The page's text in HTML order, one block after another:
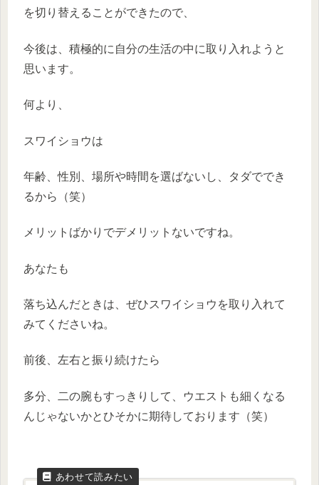
を切り替えることができたので、
今後は、積極的に自分の生活の中に取り入れようと
思います。
何より、
スワイショウは
年齢、性別、場所や時間を選ばないし、タダででき
るから（笑）
メリットばかりでデメリットないですね。
あなたも
落ち込んだときは、ぜひスワイショウを取り入れて
みてくださいね。
前後、左右と振り続けたら
多分、二の腕もすっきりして、ウエストも細くなる
んじゃないかとひそかに期待しております（笑）